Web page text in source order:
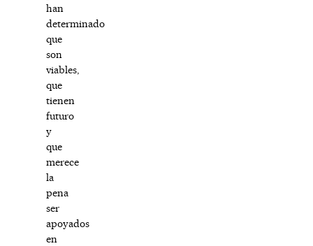
han
determinado
que
son
viables,
que
tienen
futuro
y
que
merece
la
pena
ser
apoyados
en